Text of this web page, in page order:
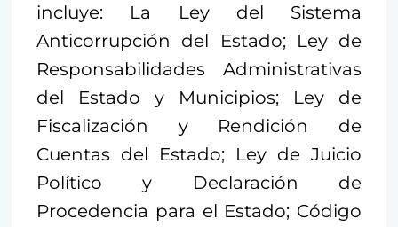
incluye: La Ley del Sistema
Anticorrupción del Estado; Ley de
Responsabilidades Administrativas
del Estado y Municipios; Ley de
Fiscalización y Rendición de
Cuentas del Estado; Ley de Juicio
Político y Declaración de
Procedencia para el Estado; Código